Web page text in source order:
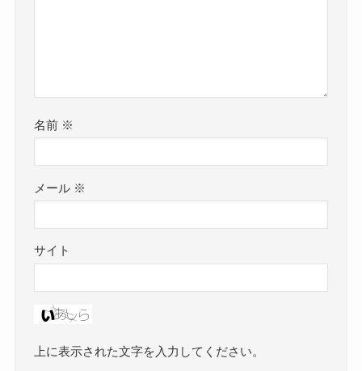
名前 ※
メール ※
サイト
上に表示された文字を入力してください。